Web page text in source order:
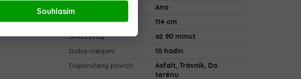
Souhlasím
Ano
Délka:
114 cm
Doba jízdy:
až 90 minut
Doba nabíjení:
10 hodin
Doporučený povrch:
Asfalt, Trávník, Do
terénu